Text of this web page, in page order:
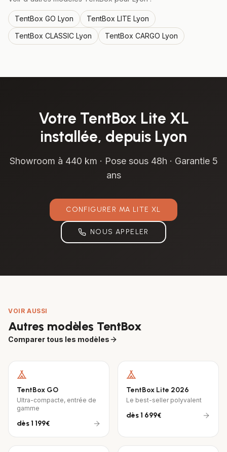
TentBox GO Lyon TentBox LITE Lyon
TentBox CLASSIC Lyon TentBox CARGO Lyon
Votre TentBox Lite XL
installée, depuis Lyon
Showroom à 440 km · Pose sous 48h · Garantie 5
ans
CONFIGURER MA LITE XL
NOUS APPELER
VOIR AUSSI
Autres modèles TentBox
Comparer tous les modèles
TentBox GO
Ultra-compacte, entrée de
gamme
dès1 199€
TentBox Lite 2026
Le best-seller polyvalent
dès1 699€